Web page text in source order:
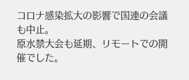
コロナ感染拡大の影響で国連の会議
も中止。
原水禁大会も延期、リモートでの開
催でした。